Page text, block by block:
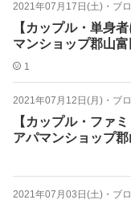
2021年07月17日(土) ・ ブ
【カップル・単身
マンショップ郡山
1
2021年07月12日(月) ・ ブ
【カップル・ファ
アパマンショップ
2021年07月03日(土) ・ ブ